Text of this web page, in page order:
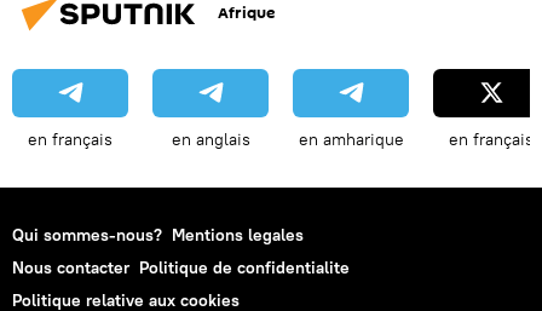
Afrique
en français en anglais en amharique en français
Qui sommes-nous? Mentions legales
Nous contacter Politique de confidentialite
Politique relative aux cookies